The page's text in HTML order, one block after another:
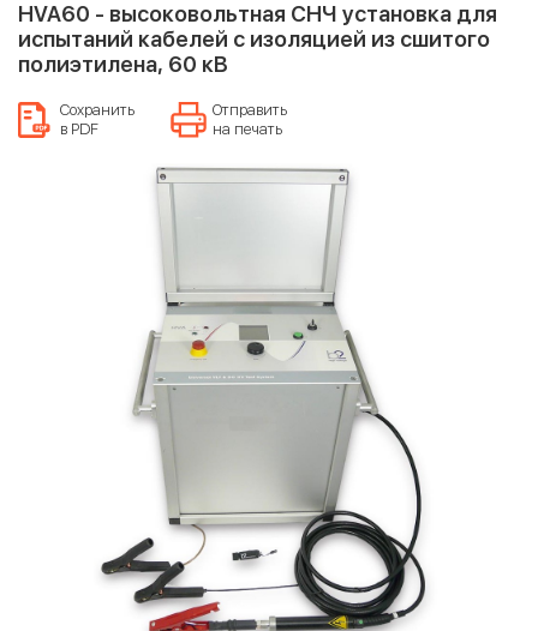
HVA60 - высоковольтная СНЧ установка для
испытаний кабелей с изоляцией из сшитого
полиэтилена, 60 кВ
Сохранить
в PDF
Отправить
на печать